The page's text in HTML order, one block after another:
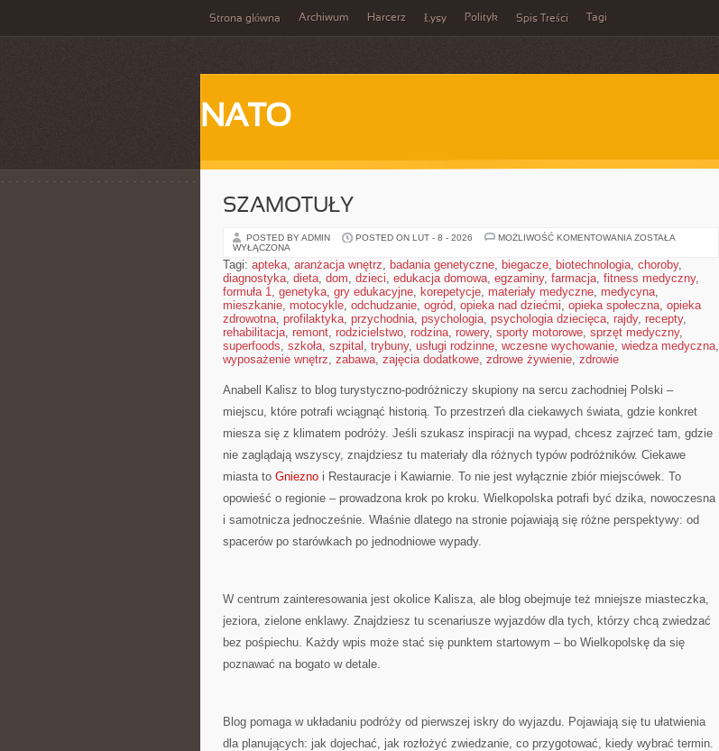
Strona główna Archiwum Harcerz Łysy Polityk Spis Treści Tagi
NATO
SZAMOTUŁY
POSTED BY ADMIN POSTED ON LUT - 8 - 2026 MOŻLIWOŚĆ KOMENTOWANIA SZAMOTUŁY
ZOSTAŁA
WYŁĄCZONA
Tagi: apteka, aranżacja wnętrz, badania genetyczne, biegacze, biotechnologia, choroby,
diagnostyka, dieta, dom, dzieci, edukacja domowa, egzaminy, farmacja, fitness medyczny,
formuła 1, genetyka, gry edukacyjne, korepetycje, materiały medyczne, medycyna,
mieszkanie, motocykle, odchudzanie, ogród, opieka nad dziećmi, opieka społeczna, opieka
zdrowotna, profilaktyka, przychodnia, psychologia, psychologia dziecięca, rajdy, recepty,
rehabilitacja, remont, rodzicielstwo, rodzina, rowery, sporty motorowe, sprzęt medyczny,
superfoods, szkoła, szpital , trybuny, usługi rodzinne, wczesne wychowanie, wiedza medyczna,
wyposażenie wnętrz, zabawa, zajęcia dodatkowe, zdrowe żywienie, zdrowie
Anabell Kalisz to blog turystyczno-podróżniczy skupiony na sercu zachodniej Polski –
miejscu, które potrafi wciągnąć historią. To przestrzeń dla ciekawych świata, gdzie konkret
miesza się z klimatem podróży. Jeśli szukasz inspiracji na wypad, chcesz zajrzeć tam, gdzie
nie zaglądają wszyscy, znajdziesz tu materiały dla różnych typów podróżników. Ciekawe
miasta to Gniezno i Restauracje i Kawiarnie. To nie jest wyłącznie zbiór miejscówek. To
opowieść o regionie – prowadzona krok po kroku. Wielkopolska potrafi być dzika, nowoczesna
i samotnicza jednocześnie. Właśnie dlatego na stronie pojawiają się różne perspektywy: od
spacerów po starówkach po jednodniowe wypady.
W centrum zainteresowania jest okolice Kalisza, ale blog obejmuje też mniejsze miasteczka,
jeziora, zielone enklawy. Znajdziesz tu scenariusze wyjazdów dla tych, którzy chcą zwiedzać
bez pośpiechu. Każdy wpis może stać się punktem startowym – bo Wielkopolskę da się
poznawać na bogato w detale.
Blog pomaga w układaniu podróży od pierwszej iskry do wyjazdu. Pojawiają się tu ułatwienia
dla planujących: jak dojechać, jak rozłożyć zwiedzanie, co przygotować, kiedy wybrać termin.